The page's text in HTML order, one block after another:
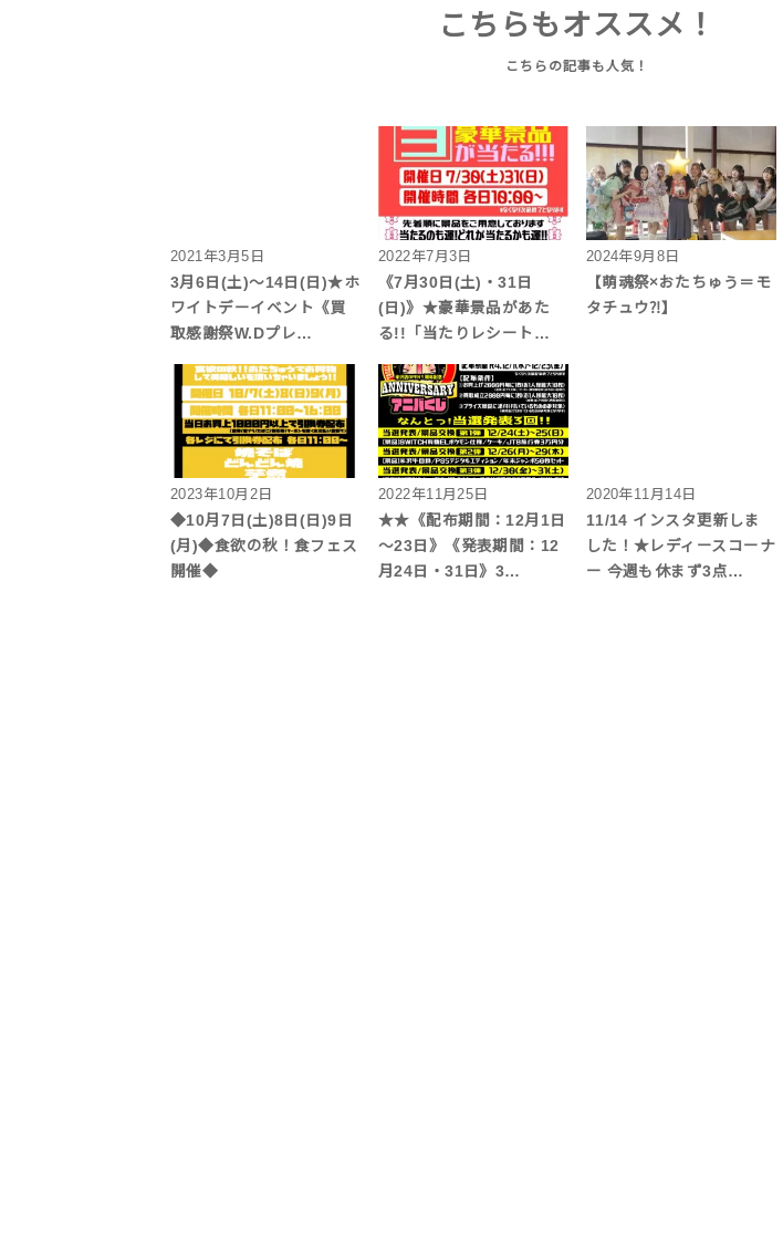
こちらもオススメ！
2021年3月5日
3月6日(土)～14日(日)★ホ
ワイトデーイベント《買
取感謝祭W.Dプレ…
2022年7月3日
《7月30日(土)・31日
(日)》★豪華景品があた
る!!「当たりレシート…
2024年9月8日
【萌魂祭×おたちゅう＝モ
タチュウ⁈】
2023年10月2日
◆10月7日(土)8日(日)9日
(月)◆食欲の秋！食フェス
開催◆
2022年11月25日
★★《配布期間：12月1日
～23日》《発表期間：12
月24日・31日》3…
2020年11月14日
11/14 インスタ更新しま
した！★レディースコーナ
ー 今週も休まず3点…